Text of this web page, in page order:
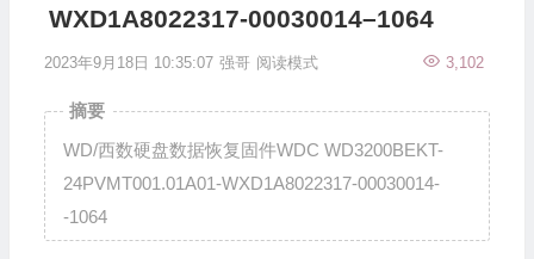
WXD1A8022317-00030014–1064
2023年9月18日 10:35:07 强哥 3,102
阅读模式
摘要
WD/西数硬盘数据恢复固件WDC WD3200BEKT-
24PVMT001.01A01-WXD1A8022317-00030014-
-1064